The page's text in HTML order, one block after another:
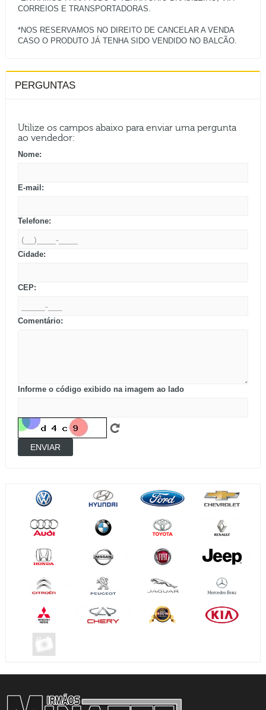
CORREIOS E TRANSPORTADORAS.
*NOS RESERVAMOS NO DIREITO DE CANCELAR A VENDA
PERGUNTAS
Utilize os campos abaixo para enviar uma pergunta
ao vendedor:
Nome:
E-mail:
Telefone:
Cidade:
CEP:
Comentário:
Informe o código exibido na imagem ao lado
ENVIAR